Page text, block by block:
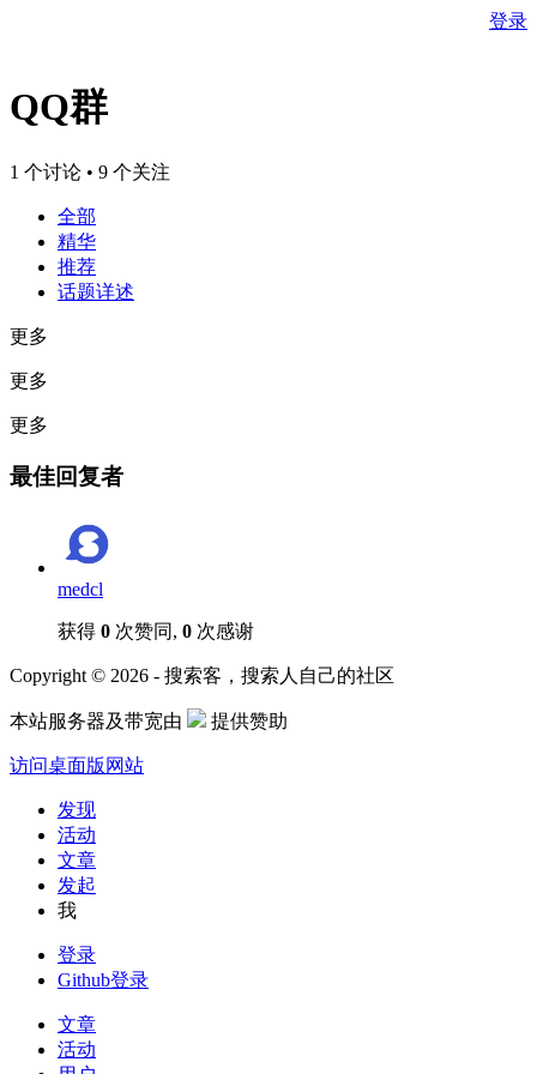
登录
QQ群
1 个讨论 • 9 个关注
全部
精华
推荐
话题详述
更多
更多
更多
最佳回复者
medcl
获得 0 次赞同, 0 次感谢
Copyright © 2026 - 搜索客，搜索人自己的社区
本站服务器及带宽由 提供赞助
访问桌面版网站
发现
活动
文章
发起
我
登录
Github登录
文章
活动